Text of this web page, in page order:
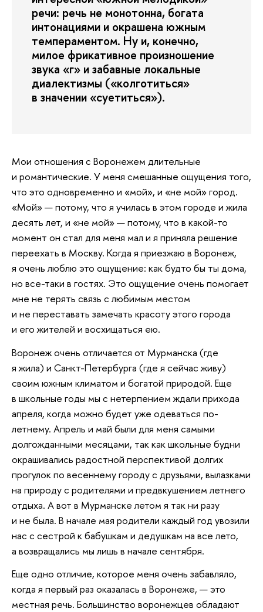
речи: речь не монотонна, богата
интонациями и окрашена южным
темпераментом. Ну и, конечно,
милое фрикативное произношение
звука «г» и забавные локальные
диалектизмы («колготиться»
в значении «суетиться»).
Мои отношения с Воронежем длительные
и романтические. У меня смешанные ощущения того,
что это одновременно и «мой», и «не мой» город.
«Мой» — потому, что я училась в этом городе и жила
десять лет, и «не мой» — потому, что в какой-то
момент он стал для меня мал и я приняла решение
переехать в Москву. Когда я приезжаю в Воронеж,
я очень люблю это ощущение: как будто бы ты дома,
но все-таки в гостях. Это ощущение очень помогает
мне не терять связь с любимым местом
и не переставать замечать красоту этого города
и его жителей и восхищаться ею.
Воронеж очень отличается от Мурманска (где
я жила) и Санкт-Петербурга (где я сейчас живу)
своим южным климатом и богатой природой. Еще
в школьные годы мы с нетерпением ждали прихода
апреля, когда можно будет уже одеваться по-
летнему. Апрель и май были для меня самыми
долгожданными месяцами, так как школьные будни
окрашивались радостной перспективой долгих
прогулок по весеннему городу с друзьями, вылазками
на природу с родителями и предвкушением летнего
отдыха. А вот в Мурманске летом я так ни разу
и не была. В начале мая родители каждый год увозили
нас с сестрой к бабушкам и дедушкам на все лето,
а возвращались мы лишь в начале сентября.
Еще одно отличие, которое меня очень забавляло,
когда я первый раз оказалась в Воронеже, — это
местная речь. Большинство воронежцев обладают